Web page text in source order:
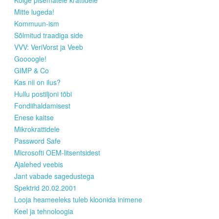
Mitte lugeda!
Kommuun-ism
Sõlmitud traadiga side
VVV: VeriVorst ja Veeb
Goooogle!
GIMP & Co
Kas nii on ilus?
Hullu postiljoni tõbi
Fondiihaldamisest
Enese kaitse
Mikrokrattidele
Password Safe
Microsofti OEM-litsentsidest
Ajalehed veebis
Jant vabade sagedustega
Spektrid 20.02.2001
Looja heameeleks tuleb kloonida inimene
Keel ja tehnoloogia